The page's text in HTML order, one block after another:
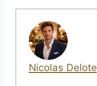
Nicolas Delote